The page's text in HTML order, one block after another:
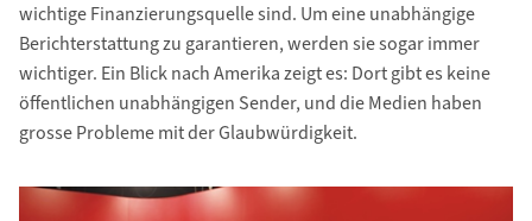
wichtige Finanzierungsquelle sind. Um eine unabhängige
Berichterstattung zu garantieren, werden sie sogar immer
wichtiger. Ein Blick nach Amerika zeigt es: Dort gibt es keine
öffentlichen unabhängigen Sender, und die Medien haben
grosse Probleme mit der Glaubwürdigkeit.